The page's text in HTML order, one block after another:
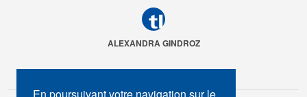
ALEXANDRA GINDROZ
En poursuivant votre navigation sur le